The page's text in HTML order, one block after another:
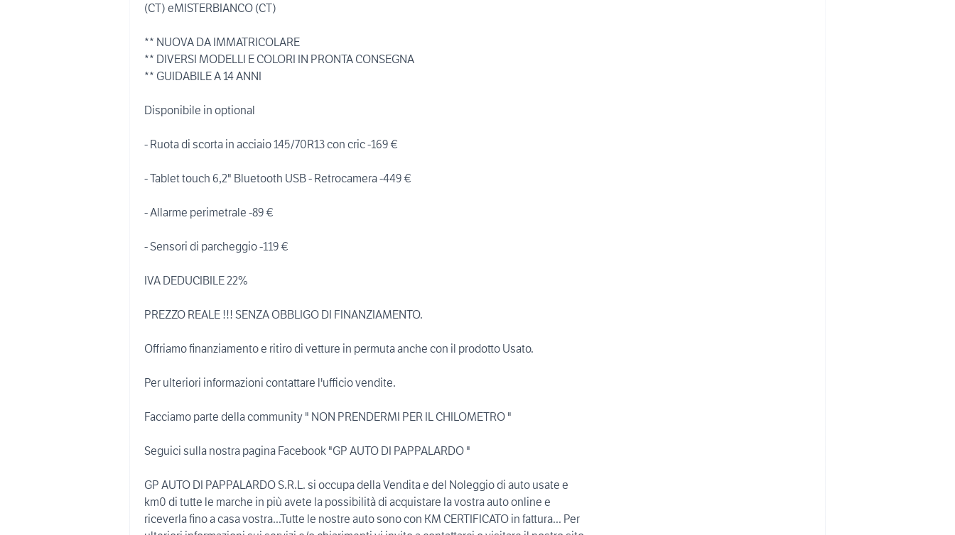
(CT) eMISTERBIANCO (CT)
** NUOVA DA IMMATRICOLARE
** DIVERSI MODELLI E COLORI IN PRONTA CONSEGNA
** GUIDABILE A 14 ANNI
Disponibile in optional
- Ruota di scorta in acciaio 145/70R13 con cric -169 €
- Tablet touch 6,2" Bluetooth USB - Retrocamera -449 €
- Allarme perimetrale -89 €
- Sensori di parcheggio -119 €
IVA DEDUCIBILE 22%
PREZZO REALE !!! SENZA OBBLIGO DI FINANZIAMENTO.
Offriamo finanziamento e ritiro di vetture in permuta anche con il prodotto Usato.
Per ulteriori informazioni contattare l'ufficio vendite.
Facciamo parte della community " NON PRENDERMI PER IL CHILOMETRO "
Seguici sulla nostra pagina Facebook "GP AUTO DI PAPPALARDO "
GP AUTO DI PAPPALARDO S.R.L. si occupa della Vendita e del Noleggio di auto usate e
km0 di tutte le marche in più avete la possibilità di acquistare la vostra auto online e
riceverla fino a casa vostra...Tutte le nostre auto sono con KM CERTIFICATO in fattura... Per